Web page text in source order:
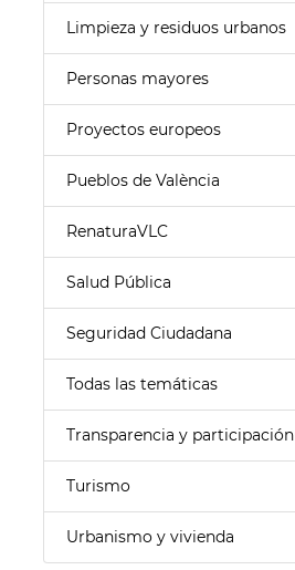
Limpieza y residuos urbanos
Personas mayores
Proyectos europeos
Pueblos de València
RenaturaVLC
Salud Pública
Seguridad Ciudadana
Todas las temáticas
Transparencia y participación
Turismo
Urbanismo y vivienda